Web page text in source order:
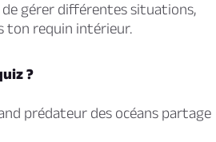
gérer différentes situations,
ton requin intérieur.
?
prédateur des océans partage